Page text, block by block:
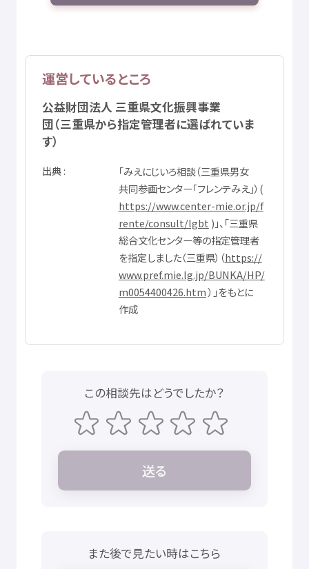
運営しているところ
公益財団法人 三重県文化振興事業
団（三重県から指定管理者に選ばれていま
す）
出典 「みえにじいろ相談（三重県男女
共同参画センター「フレンテみえ」）(
https://www.center-mie.or.jp/f
rente/consult/lgbt )」、「三重県
総合文化センター等の指定管理者
を指定しました（三重県）（https://
www.pref.mie.lg.jp/BUNKA/HP/
m0054400426.htm）」をもとに
作成
この相談先はどうでしたか？
送る
また後で見たい時はこちら